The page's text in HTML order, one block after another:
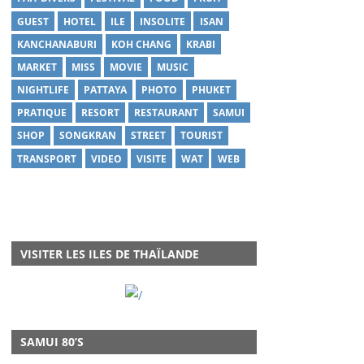
GUEST
HOTEL ILE INSOLITE
ISAN
KANCHANABURI
KOH CHANG
KRABI
MARKET
MISS MOVIE
MUSIC
NIGHTLIFE
PATTAYA PHOTO
PHUKET
PRATIQUE
RESORT RESTAURANT
SAMUI
SHOP
SONGKRAN STREET
TOURIST
TRANSPORT
VIDEO VISITE WAT WEB
VISITER LES ILES DE THAÏLANDE
SAMUI 80’S